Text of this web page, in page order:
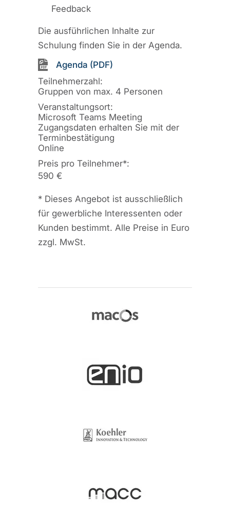
Feedback
Die ausführlichen Inhalte zur
Schulung finden Sie in der Agenda.
Agenda (PDF)
Teilnehmerzahl:
Gruppen von max. 4 Personen
Veranstaltungsort:
Microsoft Teams Meeting
Zugangsdaten erhalten Sie mit der
Terminbestätigung
Online
Preis pro Teilnehmer*:
590 €
* Dieses Angebot ist ausschließlich
für gewerbliche Interessenten oder
Kunden bestimmt. Alle Preise in Euro
zzgl. MwSt.